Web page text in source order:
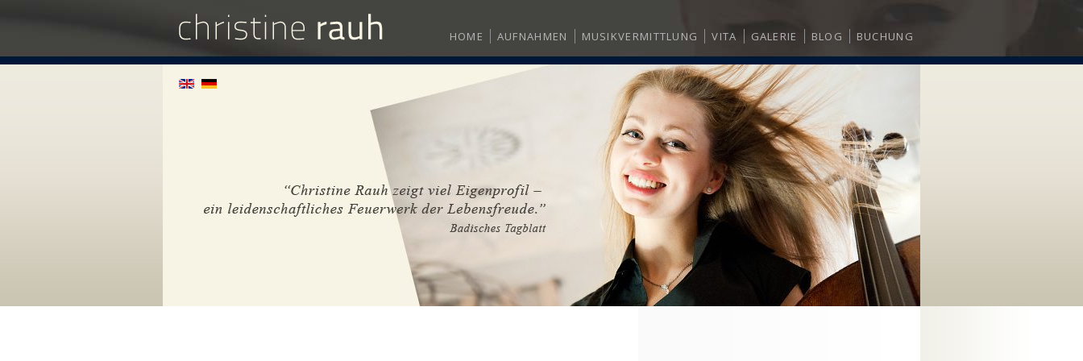
HOME AUFNAHMEN MUSIKVERMITTLUNG VITA GALERIE BLOG BUCHUNG